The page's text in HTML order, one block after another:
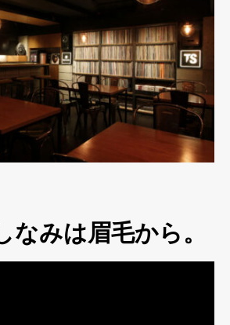
なみは眉毛から。